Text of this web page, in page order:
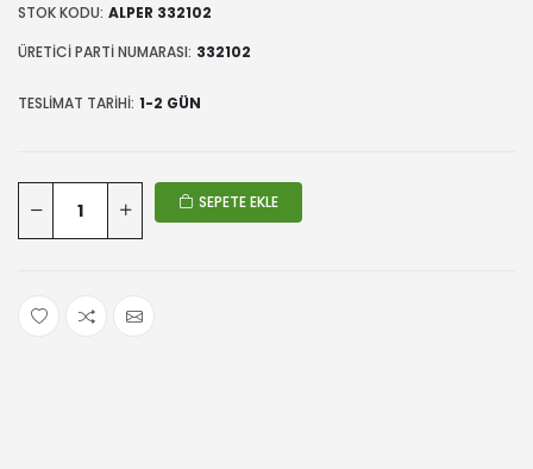
STOK KODU: ALPER 332102
ÜRETICI PARTI NUMARASI: 332102
TESLIMAT TARIHI: 1-2 GÜN
SEPETE EKLE